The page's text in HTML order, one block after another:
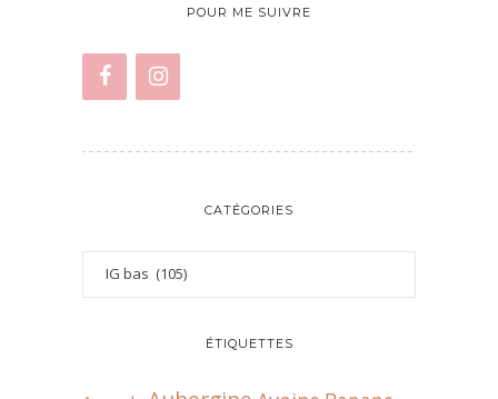
POUR ME SUIVRE
CATÉGORIES
ÉTIQUETTES